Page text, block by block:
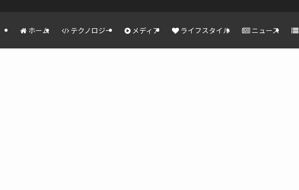
ホーム テクノロジー メディア ライフスタイル ニュース